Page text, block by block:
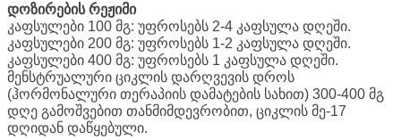
დოზირების რეჟიმი
კაფსულები 100 მგ: უფროსებს 2-4 კაფსულა დღეში.
კაფსულები 200 მგ: უფროსებს 1-2 კაფსულა დღეში.
კაფსულები 400 მგ: უფროსებს 1 კაფსულა დღეში.
მენსტრუალური ციკლის დარღვევის დროს
(ჰორმონალური თერაპიის დამატების სახით) 300-400 მგ
დღე გამოშვებით თანმიმდევრობით, ციკლის მე-17
დღიდან დაწყებული.